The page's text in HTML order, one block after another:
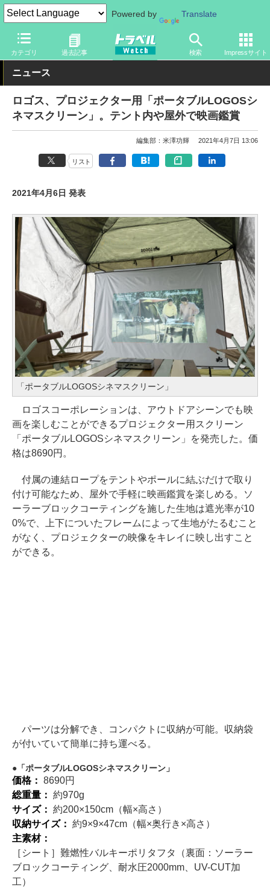
Powered by Translate
カテゴリ 過去記事 検索 Impressサイト
トラベル Watch 旅のアイテム 旅行グッズ その他
ニュース
ロゴス、プロジェクター用「ポータブルLOGOSシ
ネマスクリーン」。テント内や屋外で映画鑑賞
編集部：米澤功輝 2021年4月7日 13:06
リスト
2021年4月6日 発表
「ポータブルLOGOSシネマスクリーン」
ロゴスコーポレーションは、アウトドアシーンでも映
画を楽しむことができるプロジェクター用スクリーン
「ポータブルLOGOSシネマスクリーン」を発売した。価
格は8690円。
付属の連結ロープをテントやポールに結ぶだけで取り
付け可能なため、屋外で手軽に映画鑑賞を楽しめる。ソ
ーラーブロックコーティングを施した生地は遮光率が10
0%で、上下についたフレームによって生地がたるむこと
がなく、プロジェクターの映像をキレイに映し出すこと
ができる。
パーツは分解でき、コンパクトに収納が可能。収納袋
が付いていて簡単に持ち運べる。
「ポータブルLOGOSシネマスクリーン」
価格： 8690円
総重量： 約970g
サイズ： 約200×150cm（幅×高さ）
収納サイズ： 約9×9×47cm（幅×奥行き×高さ）
主素材：
［シート］難燃性バルキーポリタフタ（裏面：ソーラー
ブロックコーティング、耐水圧2000mm、UV-CUT加
工）